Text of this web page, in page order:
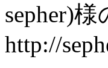
sepher)
http://